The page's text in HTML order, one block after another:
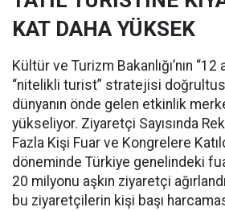
KAT DAHA YÜKSEK
Kültür ve Turizm Bakanlığı’nın “12
“nitelikli turist” stratejisi
dünyanın önde gelen etkinlik
yükseliyor. Ziyaretçi Sayısında
Fazla Kişi Fuar ve Kongrelere
döneminde Türkiye genelindeki
20 milyonu aşkın ziyaretçi
bu ziyaretçilerin kişi başı